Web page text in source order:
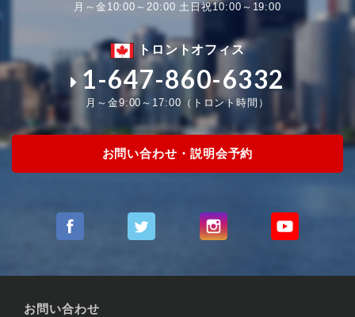
月～金10:00～20:00 土日祝10:00～19:00
トロントオフィス
1-647-860-6332
月～金9:00～17:00（トロント時間）
お問い合わせ・説明会予約
お問い合わせ